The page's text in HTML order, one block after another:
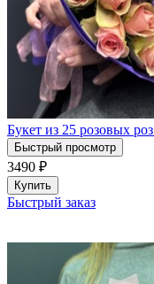
Букет из 25 розовых
Быстрый просмотр
3490 ₽
Купить
Быстрый заказ